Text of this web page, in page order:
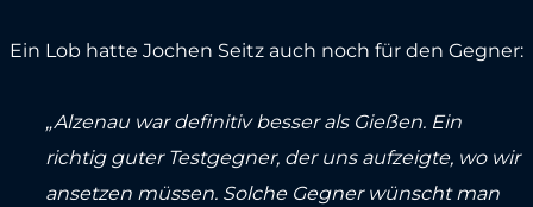
Ein Lob hatte Jochen Seitz auch noch für den Gegner:
„Alzenau war definitiv besser als Gießen. Ein
richtig guter Testgegner, der uns aufzeigte, wo wir
ansetzen müssen. Solche Gegner wünscht man